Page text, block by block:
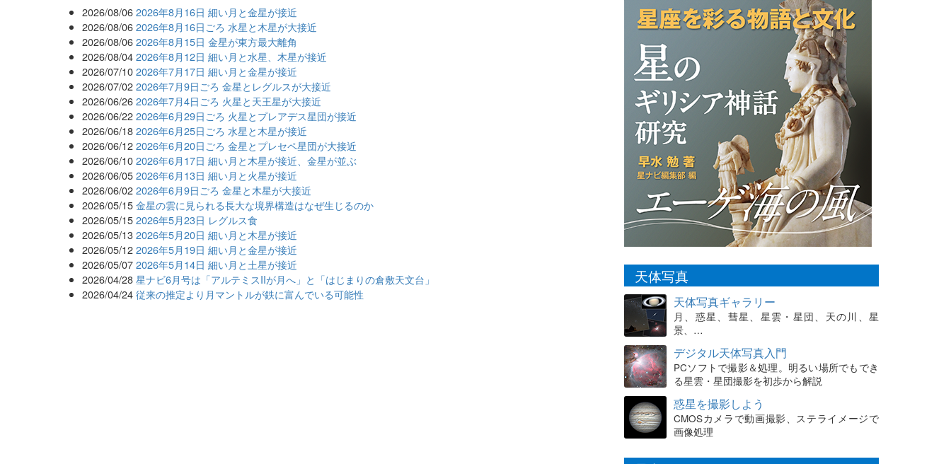
2026/08/06 2026年8月16日 細い月と金星が接近
2026/08/06 2026年8月16日ごろ 水星と木星が大接近
2026/08/06 2026年8月15日 金星が東方最大離角
2026/08/04 2026年8月12日 細い月と水星、木星が接近
2026/07/10 2026年7月17日 細い月と金星が接近
2026/07/02 2026年7月9日ごろ 金星とレグルスが大接近
2026/06/26 2026年7月4日ごろ 火星と天王星が大接近
2026/06/22 2026年6月29日ごろ 火星とプレアデス星団が接近
2026/06/18 2026年6月25日ごろ 水星と木星が接近
2026/06/12 2026年6月20日ごろ 金星とプレセペ星団が大接近
2026/06/10 2026年6月17日 細い月と木星が接近、金星が並ぶ
2026/06/05 2026年6月13日 細い月と火星が接近
2026/06/02 2026年6月9日ごろ 金星と木星が大接近
2026/05/15 金星の雲に見られる長大な境界構造はなぜ生じるのか
2026/05/15 2026年5月23日 レグルス食
2026/05/13 2026年5月20日 細い月と木星が接近
2026/05/12 2026年5月19日 細い月と金星が接近
2026/05/07 2026年5月14日 細い月と土星が接近
2026/04/28 星ナビ6月号は「アルテミスIIが月へ」と「はじまりの倉敷天文台」
2026/04/24 従来の推定より月マントルが鉄に富んでいる可能性
天体写真
天体写真ギャラリー
月、惑星、彗星、星雲・星団、天の川、星
景、…
デジタル天体写真入門
PCソフトで撮影＆処理。明るい場所でもでき
る星雲・星団撮影を初歩から解説
惑星を撮影しよう
CMOSカメラで動画撮影、ステライメージで
画像処理